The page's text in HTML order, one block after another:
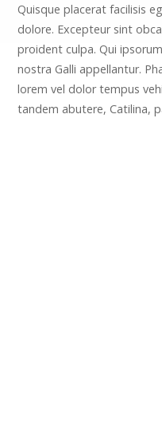
Quisque placerat facilisis
dolore. Excepteur sint
proident culpa. Qui
nostra Galli appellantur.
lorem vel dolor tempus
tandem abutere, Catilina,